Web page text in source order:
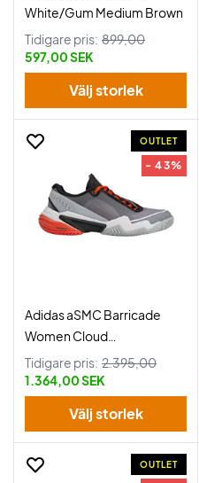
White/Gum Medium Brown
Tidigare pris: 899,00
597,00 SEK
Välj storlek
OUTLET
- 43%
Adidas aSMC Barricade
Women Cloud
White/Charcoal
Tidigare pris: 2.395,00
1.364,00 SEK
Välj storlek
OUTLET